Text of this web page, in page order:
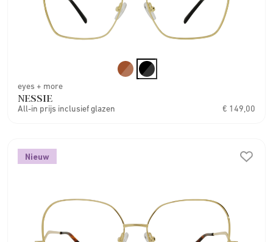
eyes + more
NESSIE
All-in prijs inclusief glazen € 149,00
Nieuw